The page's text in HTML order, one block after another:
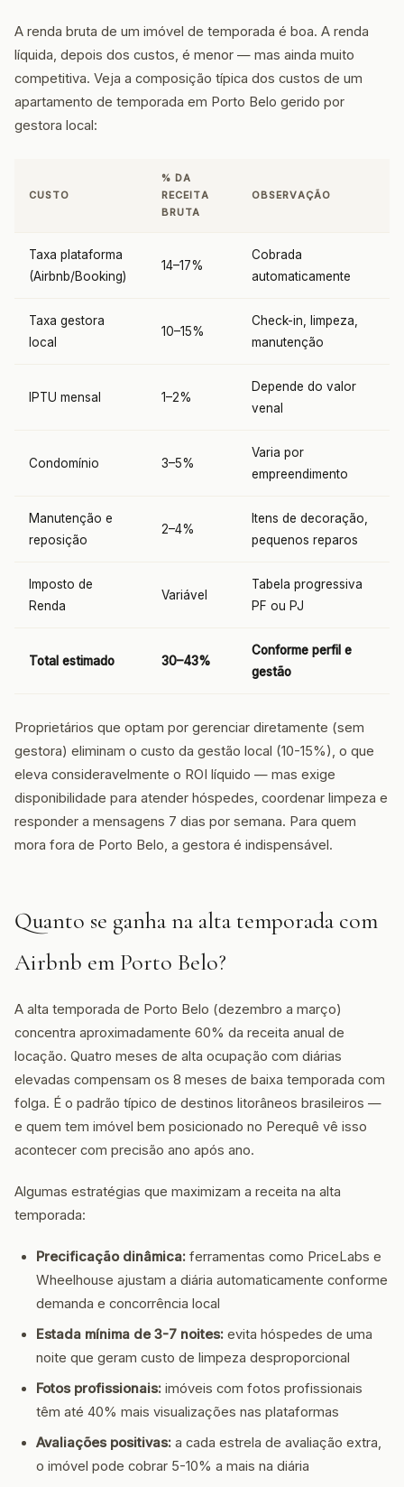
A renda bruta de um imóvel de temporada é boa. A renda
líquida, depois dos custos, é menor — mas ainda muito
competitiva. Veja a composição típica dos custos de um
apartamento de temporada em Porto Belo gerido por
gestora local:
CUSTO
% DA
RECEITA
BRUTA
OBSERVAÇÃO
Taxa plataforma
(Airbnb/Booking)
14–17%
Cobrada
automaticamente
Taxa gestora
local
10–15%
Check-in, limpeza,
manutenção
IPTU mensal 1–2%
Depende do valor
venal
Condomínio 3–5%
Varia por
empreendimento
Manutenção e
reposição
2–4%
Itens de decoração,
pequenos reparos
Imposto de
Renda
Variável
Tabela progressiva
PF ou PJ
Total estimado 30–43%
Conforme perfil e
gestão
Proprietários que optam por gerenciar diretamente (sem
gestora) eliminam o custo da gestão local (10-15%), o que
eleva consideravelmente o ROI líquido — mas exige
disponibilidade para atender hóspedes, coordenar limpeza e
responder a mensagens 7 dias por semana. Para quem
mora fora de Porto Belo, a gestora é indispensável.
Quanto se ganha na alta temporada com
Airbnb em Porto Belo?
A alta temporada de Porto Belo (dezembro a março)
concentra aproximadamente 60% da receita anual de
locação. Quatro meses de alta ocupação com diárias
elevadas compensam os 8 meses de baixa temporada com
folga. É o padrão típico de destinos litorâneos brasileiros —
e quem tem imóvel bem posicionado no Perequê vê isso
acontecer com precisão ano após ano.
Algumas estratégias que maximizam a receita na alta
temporada:
Precificação dinâmica: ferramentas como PriceLabs e
Wheelhouse ajustam a diária automaticamente conforme
demanda e concorrência local
Estada mínima de 3-7 noites: evita hóspedes de uma
noite que geram custo de limpeza desproporcional
Fotos profissionais: imóveis com fotos profissionais
têm até 40% mais visualizações nas plataformas
Avaliações positivas: a cada estrela de avaliação extra,
o imóvel pode cobrar 5-10% a mais na diária